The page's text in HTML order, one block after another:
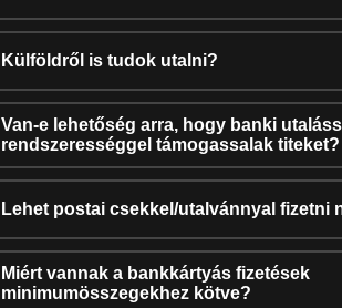
Külföldről is tudok utalni?
Van-e lehetőség arra, hogy banki
rendszerességgel támogassalak titeket?
Lehet postai csekkel/utalvánnyal fizetni
Miért vannak a bankkártyás fizetések
minimumösszegekhez kötve?